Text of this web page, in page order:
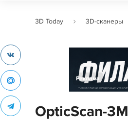
3D Today 3D-сканеры
Реклама
OpticScan-3M